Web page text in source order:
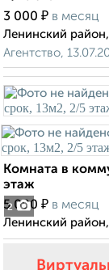
3 000 ₽ в месяц
Ленинский
Агентство,
2
Комната в
этаж
5 000 ₽ в месяц
Ленинский